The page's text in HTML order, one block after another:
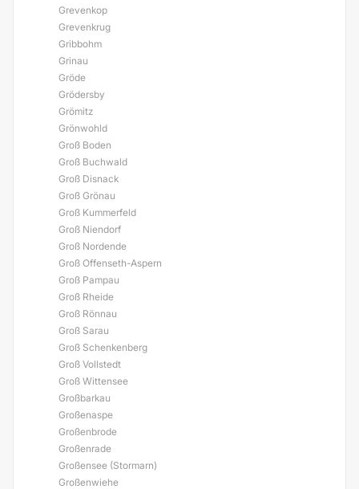
Grevenkop
Grevenkrug
Gribbohm
Grinau
Gröde
Grödersby
Grömitz
Grönwohld
Groß Boden
Groß Buchwald
Groß Disnack
Groß Grönau
Groß Kummerfeld
Groß Niendorf
Groß Nordende
Groß Offenseth-Aspern
Groß Pampau
Groß Rheide
Groß Rönnau
Groß Sarau
Groß Schenkenberg
Groß Vollstedt
Groß Wittensee
Großbarkau
Großenaspe
Großenbrode
Großenrade
Großensee (Stormarn)
Großenwiehe